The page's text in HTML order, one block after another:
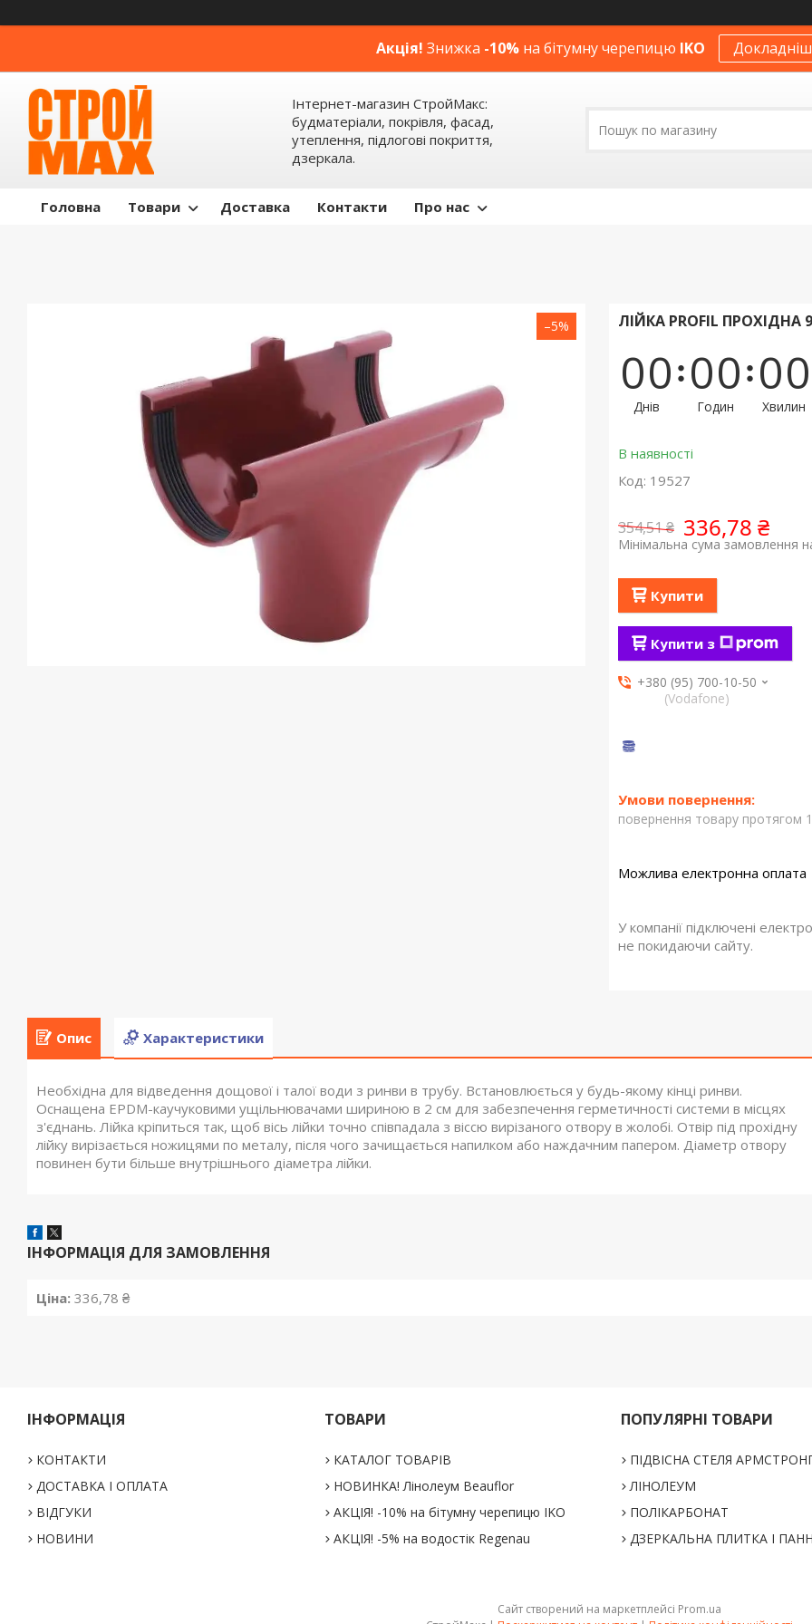
Акція! Знижка -10%на бітумну черепицю IKO
Інтернет-магазин СтройМакс:
будматеріали, покрівля, фасад,
утеплення, підлогові покриття,
дзеркала.
Головна Товари Доставка Контакти Про нас
–5% ЛІЙКА PROFIL ПРОХІДНА
00
Днів
00
Годин
00
Хвилин
В наявності
Код: 19527
354,51 ₴ 336,78 ₴
Мінімальна сума замовлення
Купити
Купити з
+380 (95) 700-10-50
(Vodafone)
повернення товару протягом
У компанії підключені
не покидаючи сайту.
Опис Характеристики
Необхідна для відведення дощової і талої води з ринви в трубу. Встановлюється у будь-якому кінці ринви.
Оснащена EPDM-каучуковими ущільнювачами шириною в 2 см для забезпечення герметичності системи в місцях
з'єднань. Лійка кріпиться так, щоб вісь лійки точно співпадала з віссю вирізаного отвору в жолобі. Отвір під прохідну
лійку вирізається ножицями по металу, після чого зачищається напилком або наждачним папером. Діаметр отвору
повинен бути більше внутрішнього діаметра лійки.
ІНФОРМАЦІЯ ДЛЯ ЗАМОВЛЕННЯ
Ціна: 336,78 ₴
ІНФОРМАЦІЯ
КОНТАКТИ
ДОСТАВКА І ОПЛАТА
ВІДГУКИ
НОВИНИ
ТОВАРИ
КАТАЛОГ ТОВАРІВ
НОВИНКА! Лінолеум Beauflor
АКЦІЯ! -10% на бітумну черепицю IKO
АКЦІЯ! -5% на водостік Regenau
ПОПУЛЯРНІ ТОВАРИ
ПІДВІСНА СТЕЛЯ
ЛІНОЛЕУМ
ПОЛІКАРБОНАТ
ДЗЕРКАЛЬНА ПЛИТКА І
Сайт створений на маркетплейсі Prom.ua